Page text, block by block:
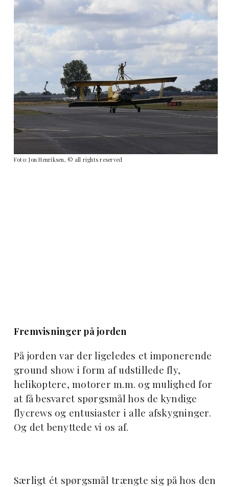
Foto: Jon Henriksen, © all rights reserved
Fremvisninger på jorden
På jorden var der ligeledes et imponerende
ground show i form af udstillede fly,
helikoptere, motorer m.m. og mulighed for
at få besvaret spørgsmål hos de kyndige
flycrews og entusiaster i alle afskygninger.
Og det benyttede vi os af.
Særligt ét spørgsmål trængte sig på hos den